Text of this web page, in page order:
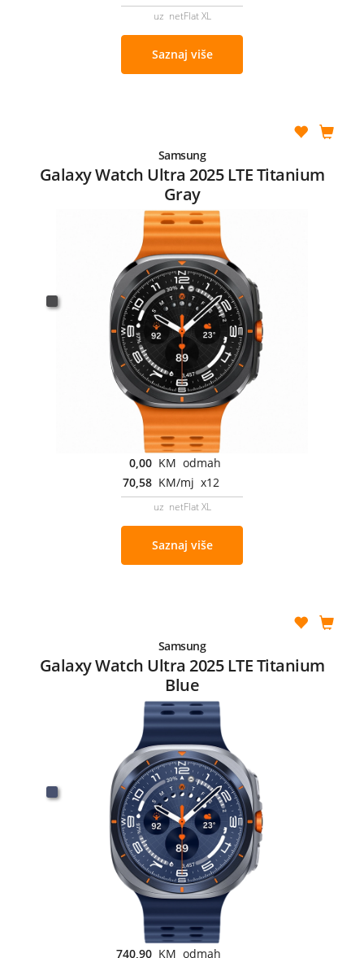
uz netFlat XL
Saznaj više
Samsung
Galaxy Watch Ultra 2025 LTE Titanium
Gray
0,00 KM odmah
70,58 KM/mj x12
uz netFlat XL
Saznaj više
Samsung
Galaxy Watch Ultra 2025 LTE Titanium
Blue
740,90 KM odmah